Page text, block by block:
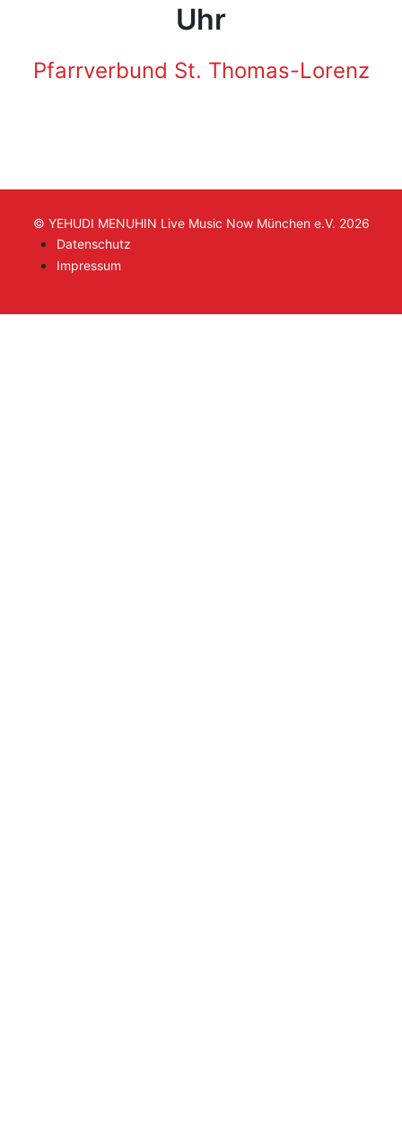
Uhr
Pfarrverbund St. Thomas-Lorenz
© YEHUDI MENUHIN Live Music Now München e.V. 2026
Datenschutz
Impressum